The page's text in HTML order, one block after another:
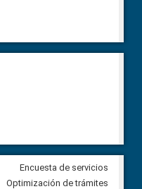
Veeduría para vigilar los
derivados de la Audiencia
Encuesta de servicios
Optimización de trámites